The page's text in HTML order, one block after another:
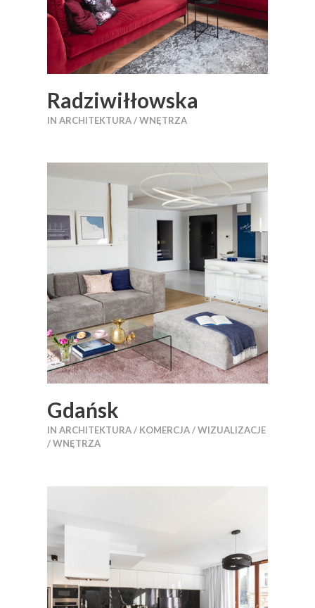
Radziwiłłowska
IN ARCHITEKTURA / WNĘTRZA
Gdańsk
IN ARCHITEKTURA / KOMERCJA / WIZUALIZACJE
/ WNĘTRZA